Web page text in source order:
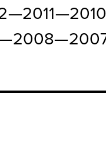
—2011—2010
2008—